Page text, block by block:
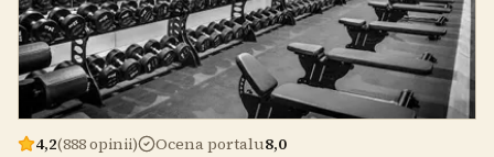
4,2(888 opinii) Ocena portalu8,0